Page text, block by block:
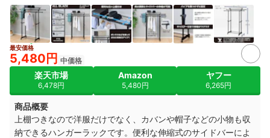
最安価格
5,480円 中価格
楽天市場
6,478円
Amazon
5,480円
ヤフー
6,265円
商品概要
上棚つきなので洋服だけでなく、カバンや帽子などの小物も収
納できるハンガーラックです。便利な伸縮式のサイドバーによ